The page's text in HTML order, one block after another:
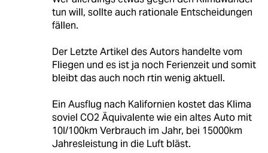
tun will, sollte auch rationale Entscheidungen
fällen.
Der Letzte Artikel des Autors handelte vom
Fliegen und es ist ja noch Ferienzeit und somit
bleibt das auch noch rtin wenig aktuell.
Ein Ausflug nach Kalifornien kostet das Klima
soviel CO2 Äquivalente wie ein altes Auto mit
10l/100km Verbrauch im Jahr, bei 15000km
Jahresleistung in die Luft bläst.